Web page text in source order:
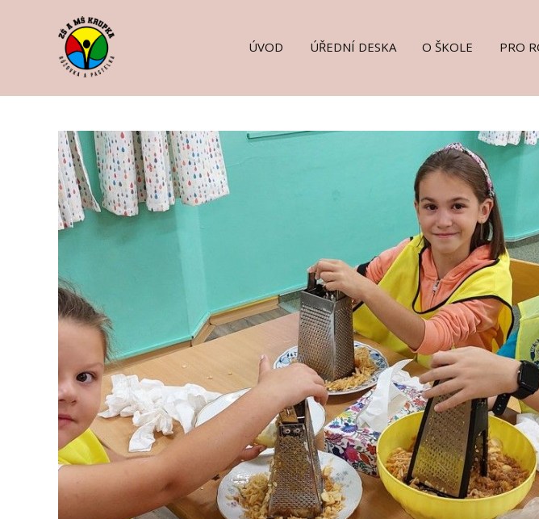
ÚVOD ÚŘEDNÍ DESKA O ŠKOLE PRO